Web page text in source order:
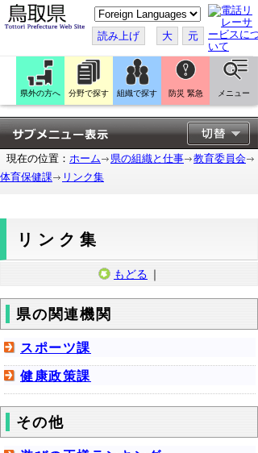
こ
の
ペ
ー
ジ
翻
訳
す
る
読み上げ 大 元
県外の方へ 分野で探す 組織で探す 防災 緊急 メニュー
現在の位置： ホーム 県の組織と仕事
教育委員会
体育保健課
リンク集
リンク集
もどる ｜
県の関連機関
スポーツ課
健康政策課
その他